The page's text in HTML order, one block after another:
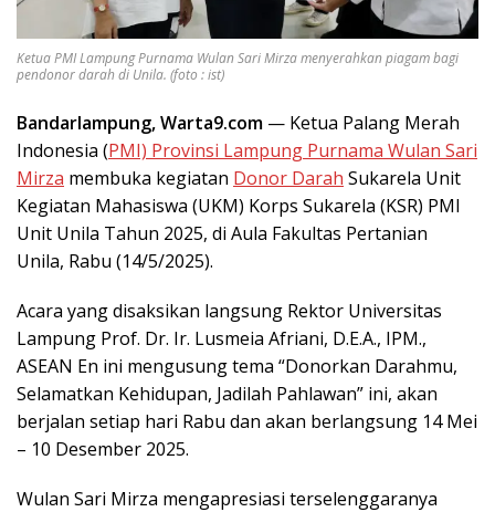
Ketua PMI Lampung Purnama Wulan Sari Mirza menyerahkan piagam bagi
pendonor darah di Unila. (foto : ist)
Bandarlampung, Warta9.com — Ketua Palang Merah
Indonesia (PMI) Provinsi Lampung Purnama Wulan Sari
Mirza membuka kegiatan Donor Darah Sukarela Unit
Kegiatan Mahasiswa (UKM) Korps Sukarela (KSR) PMI
Unit Unila Tahun 2025, di Aula Fakultas Pertanian
Unila, Rabu (14/5/2025).
Acara yang disaksikan langsung Rektor Universitas
Lampung Prof. Dr. Ir. Lusmeia Afriani, D.E.A., IPM.,
ASEAN En ini mengusung tema “Donorkan Darahmu,
Selamatkan Kehidupan, Jadilah Pahlawan” ini, akan
berjalan setiap hari Rabu dan akan berlangsung 14 Mei
– 10 Desember 2025.
Wulan Sari Mirza mengapresiasi terselenggaranya